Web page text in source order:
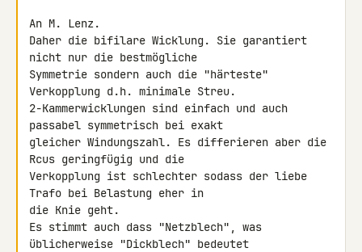
An M. Lenz.
Daher die bifilare Wicklung. Sie garantiert
nicht nur die bestmögliche
Symmetrie sondern auch die "härteste"
Verkopplung d.h. minimale Streu.
2-Kammerwicklungen sind einfach und auch
passabel symmetrisch bei exakt
gleicher Windungszahl. Es differieren aber die
Rcus geringfügig und die
Verkopplung ist schlechter sodass der liebe
Trafo bei Belastung eher in
die Knie geht.
Es stimmt auch dass "Netzblech", was
üblicherweise "Dickblech" bedeutet